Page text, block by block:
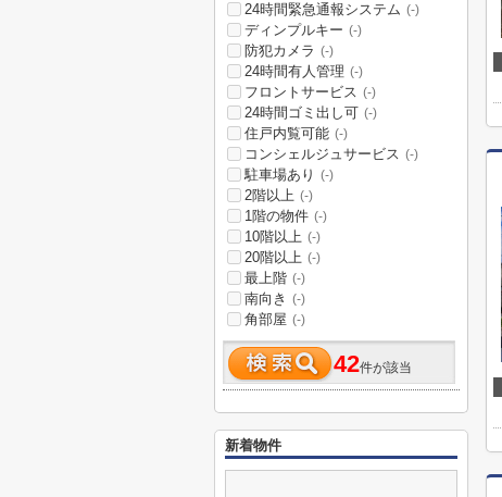
24時間緊急通報システム (-)
ディンプルキー (-)
防犯カメラ (-)
24時間有人管理 (-)
フロントサービス (-)
24時間ゴミ出し可 (-)
住戸内覧可能 (-)
コンシェルジュサービス (-)
駐車場あり (-)
2階以上 (-)
1階の物件 (-)
10階以上 (-)
20階以上 (-)
最上階 (-)
南向き (-)
角部屋 (-)
42件が該当
新着物件